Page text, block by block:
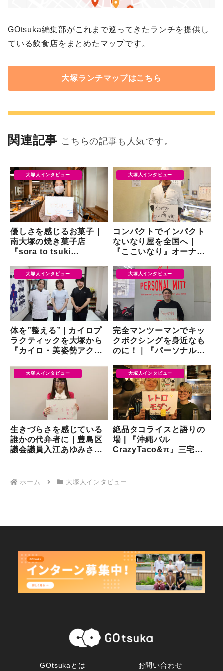
GOtsuka編集部がこれまで巡ってきたランチを提供し
ている飲食店をまとめたマップです。
大塚ランチマップはこちら
関連記事 こちらの記事も人気です。
大塚人インタビュー
優しさを感じるお菓子｜
南大塚の焼き菓子店
『sora to tsuki
店づくり
大塚人インタビュー
コンパクトでインパクト
ないなり屋を全国へ｜
『ここいなり』オーナー
大塚人インタビュー
体を”整える” | カイロプ
ラクティックを大塚から
『カイロ・美姿勢アクタ
大塚人インタビュー
完全マンツーマンでキッ
クボクシングを身近なも
のに！｜『パーソナルミ
ん
大塚人インタビュー
生きづらさを感じている
誰かの代弁者に｜豊島区
議会議員入江あゆみさん
大塚人インタビュー
絶品タコライスと語りの
場 | 『沖縄バル
CrazyTaco&π』三宅裕
ホーム 大塚人インタビュー
GOtsukaとは お問い合わせ